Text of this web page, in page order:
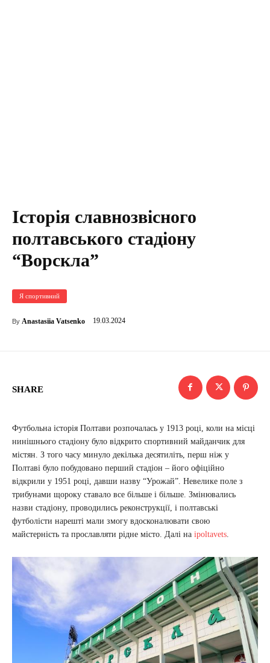
Історія славнозвісного
полтавського стадіону
“Ворскла”
Я спортивний
By Anastasiia Vatsenko 19.03.2024
SHARE
Футбольна історія Полтави розпочалась у 1913 році, коли на місці
нинішнього стадіону було відкрито спортивний майданчик для
містян. З того часу минуло декілька десятиліть, перш ніж у
Полтаві було побудовано перший стадіон – його офіційно
відкрили у 1951 році, давши назву “Урожай”. Невелике поле з
трибунами щороку ставало все більше і більше. Змінювались
назви стадіону, проводились реконструкції, і полтавські
футболісти нарешті мали змогу вдосконалювати свою
майстерність та прославляти рідне місто. Далі на ipoltavets